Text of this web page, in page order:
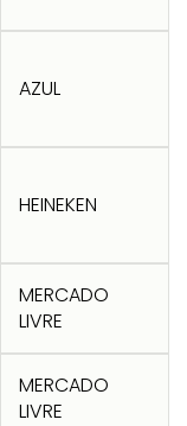
AZUL
HEINEKEN
MERCADO
LIVRE
MERCADO
LIVRE